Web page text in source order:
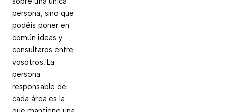
persona, sino que
podéis poner en
común ideas y
consultaros entre
vosotros. La
persona
responsable de
cada área es la